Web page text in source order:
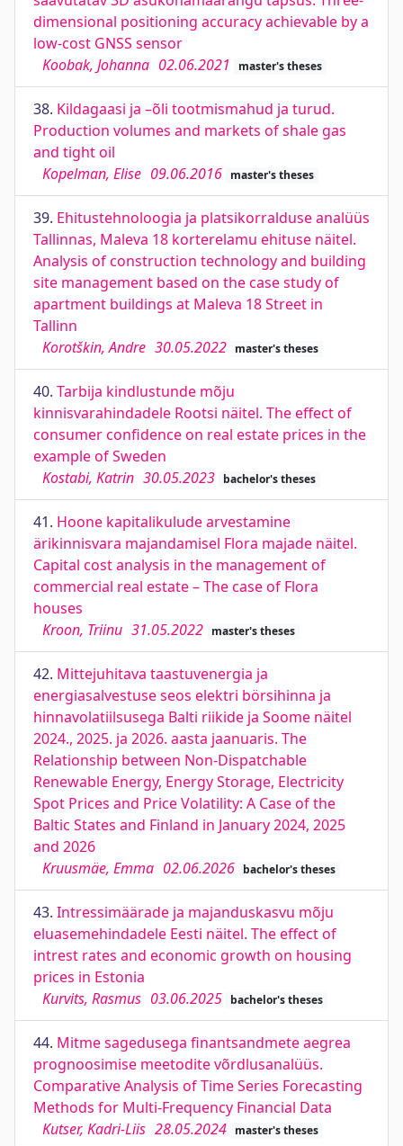
dimensional positioning accuracy achievable by a
low-cost GNSS sensor
Koobak, Johanna 02.06.2021 master's theses
38. Kildagaasi ja –õli tootmismahud ja turud.
Production volumes and markets of shale gas
and tight oil
Kopelman, Elise 09.06.2016 master's theses
39. Ehitustehnoloogia ja platsikorralduse analüüs
Tallinnas, Maleva 18 korterelamu ehituse näitel.
Analysis of construction technology and building
site management based on the case study of
apartment buildings at Maleva 18 Street in
Tallinn
Korotškin, Andre 30.05.2022 master's theses
40. Tarbija kindlustunde mõju
kinnisvarahindadele Rootsi näitel. The effect of
consumer confidence on real estate prices in the
example of Sweden
Kostabi, Katrin 30.05.2023 bachelor's theses
41. Hoone kapitalikulude arvestamine
ärikinnisvara majandamisel Flora majade näitel.
Capital cost analysis in the management of
commercial real estate – The case of Flora
houses
Kroon, Triinu 31.05.2022 master's theses
42. Mittejuhitava taastuvenergia ja
energiasalvestuse seos elektri börsihinna ja
hinnavolatiilsusega Balti riikide ja Soome näitel
2024., 2025. ja 2026. aasta jaanuaris. The
Relationship between Non-Dispatchable
Renewable Energy, Energy Storage, Electricity
Spot Prices and Price Volatility: A Case of the
Baltic States and Finland in January 2024, 2025
and 2026
Kruusmäe, Emma 02.06.2026 bachelor's theses
43. Intressimäärade ja majanduskasvu mõju
eluasemehindadele Eesti näitel. The effect of
intrest rates and economic growth on housing
prices in Estonia
Kurvits, Rasmus 03.06.2025 bachelor's theses
44. Mitme sagedusega finantsandmete aegrea
prognoosimise meetodite võrdlusanalüüs.
Comparative Analysis of Time Series Forecasting
Methods for Multi-Frequency Financial Data
Kutser, Kadri-Liis 28.05.2024 master's theses